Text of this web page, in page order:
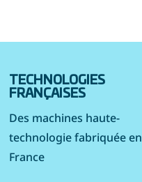
TECHNOLOGIES
FRANÇAISES
Des machines haute-
technologie fabriquée en
France